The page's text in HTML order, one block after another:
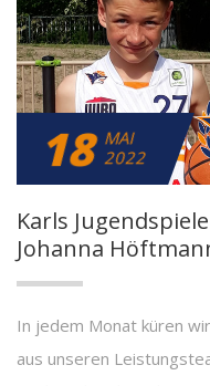
18 MAI
2022
Karls
Johanna
In jedem Monat küren
aus unseren